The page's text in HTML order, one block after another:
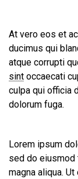
At vero eos et
ducimus qui
atque corrupti
sint occaecati
culpa qui officia
dolorum fuga.
Lorem ipsum
sed do eiusmod
magna aliqua. Ut